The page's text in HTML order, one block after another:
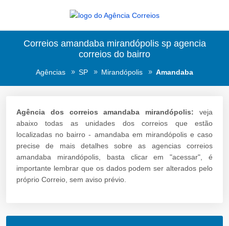
Correios amandaba mirandópolis sp agencia
correios do bairro
Agências SP Mirandópolis Amandaba
Agência dos correios amandaba mirandópolis: veja
abaixo todas as unidades dos correios que estão
localizadas no bairro - amandaba em mirandópolis e caso
precise de mais detalhes sobre as agencias correios
amandaba mirandópolis, basta clicar em "acessar", é
importante lembrar que os dados podem ser alterados pelo
próprio Correio, sem aviso prévio.